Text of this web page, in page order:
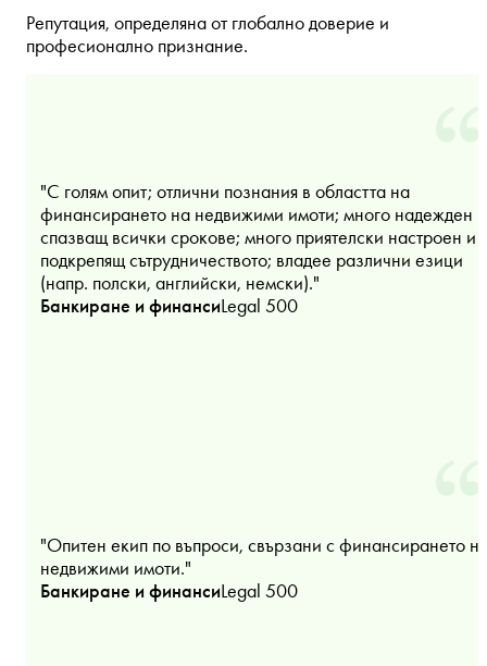
Репутация, определяна от глобално доверие и
професионално признание.
"С голям опит; отлични познания в областта на
финансирането на недвижими имоти; много надежден и
спазващ всички срокове; много приятелски настроен и
подкрепящ сътрудничеството; владее различни езици
(напр. полски, английски, немски)."
Банкиране и финансиLegal 500
"Опитен екип по въпроси, свързани с финансирането
недвижими имоти."
Банкиране и финансиLegal 500